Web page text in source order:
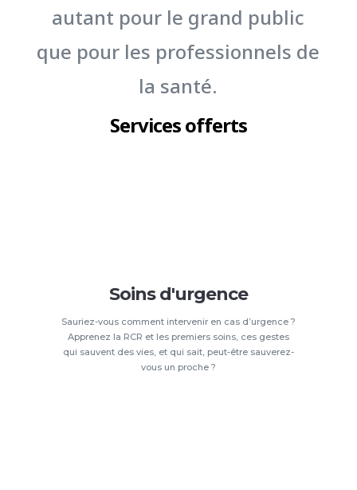
autant pour le grand public
que pour les professionnels de
la santé.
Services offerts
Soins d'urgence
Sauriez-vous comment intervenir en cas d’urgence ?
Apprenez la RCR et les premiers soins, ces gestes
qui sauvent des vies, et qui sait, peut-être sauverez-
vous un proche ?